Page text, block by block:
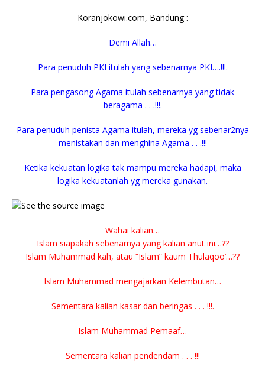
k
A
p
Li
n
o
r
Koranjokowi.com, Bandung :
Demi Allah…
Para penuduh PKI itulah yang sebenarnya PKI….!!!.
Para pengasong Agama itulah sebenarnya yang tidak
beragama . . .!!!.
Para penuduh penista Agama itulah, mereka yg sebenar2nya
menistakan dan menghina Agama . . .!!!
Ketika kekuatan logika tak mampu mereka hadapi, maka
logika kekuatanlah yg mereka gunakan.
Wahai kalian…
Islam siapakah sebenarnya yang kalian anut ini…??
Islam Muhammad kah, atau “Islam” kaum Thulaqoo’…??
Islam Muhammad mengajarkan Kelembutan…
Sementara kalian kasar dan beringas . . . !!!.
Islam Muhammad Pemaaf…
Sementara kalian pendendam . . . !!!